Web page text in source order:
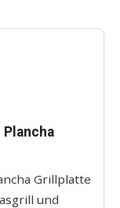
Plancha
Grillplatte
und